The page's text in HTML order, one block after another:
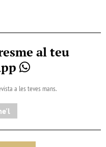
al teu
a les teves mans.